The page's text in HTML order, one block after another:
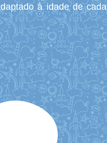
à idade de cada